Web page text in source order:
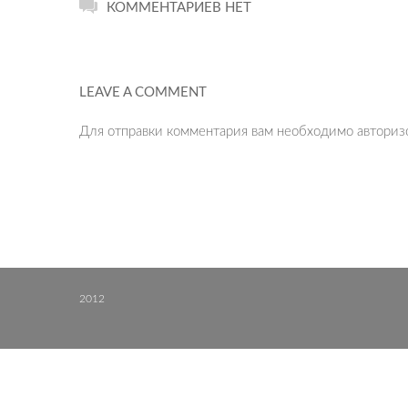
КОММЕНТАРИЕВ НЕТ
LEAVE A COMMENT
Для отправки комментария вам необходимо
2012